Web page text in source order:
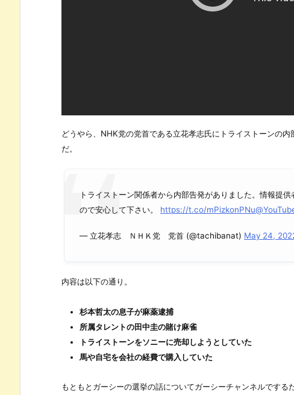
どうやら、NHK党の党首である立花孝志氏にトライストーンの
だ。
トライストーン関係者から内部告発がありました。情報提
ので安心して下さい。 https://t.co/mPizkonPNu
— 立花孝志 ＮＨＫ党 党首 (@tachibanat) May 24,
内容は以下の通り。
杉本哲太の息子が麻薬逮捕
所属タレントの田中圭の賭け麻雀
トライストーンをソニーに売却しようとしていた
馬や自宅を会社の経費で購入していた
もともとガーシーの選挙の話についてガーシーチャンネルです